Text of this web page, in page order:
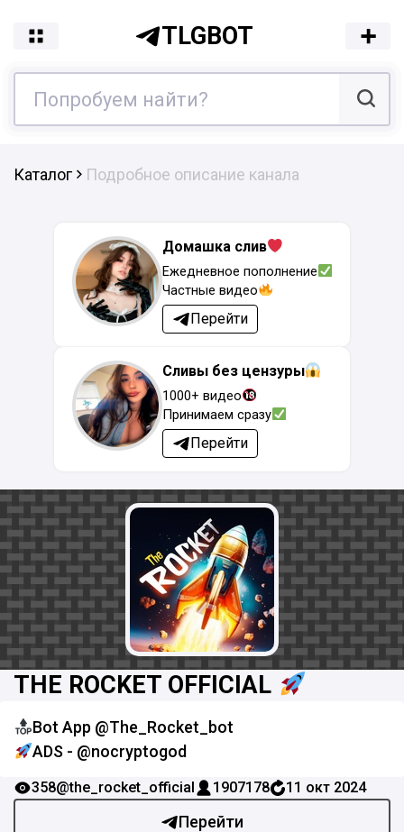
TLGBOT
Каталог Подробное описание канала
Домашка слив
Ежедневное пополнение
Частные видео
Перейти
Сливы без цензуры
1000+ видео
Принимаем сразу
Перейти
THE ROCKET OFFICIAL
Bot App @The_Rocket_bot
ADS - @nocryptogod
Перейти
358@the_rocket_official 1907178 11 окт 2024